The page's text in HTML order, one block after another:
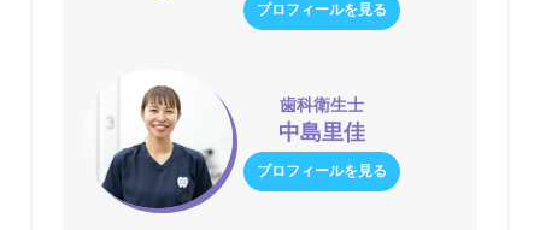
プロフィールを見る
歯科衛生士
中島里佳
プロフィールを見る